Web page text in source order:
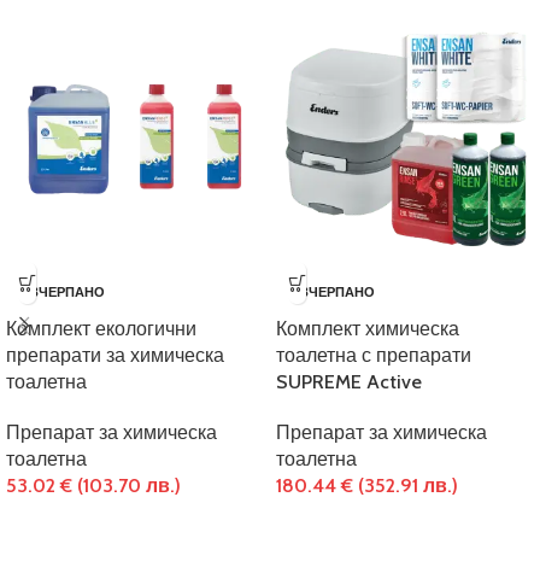
ИЗЧЕРПАНО
Комплект екологични
препарати за химическа
тоалетна
Препарат за химическа
тоалетна
53.02€ (103.70 лв.)
ИЗЧЕРПАНО
Комплект химическа
тоалетна с препарати
SUPREME Active
Препарат за химическа
тоалетна
180.44€ (352.91 лв.)